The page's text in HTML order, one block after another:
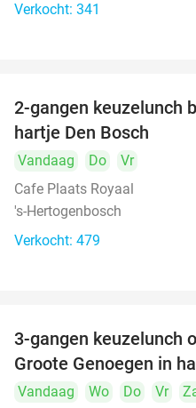
Verkocht: 341
2-gangen keuzelunch
hartje Den Bosch
Vandaag Do
Vr
Cafe Plaats Royaal
's-Hertogenbosch
Verkocht: 479
3-gangen keuzelunch
Groote Genoegen in
Vandaag Wo Do Vr